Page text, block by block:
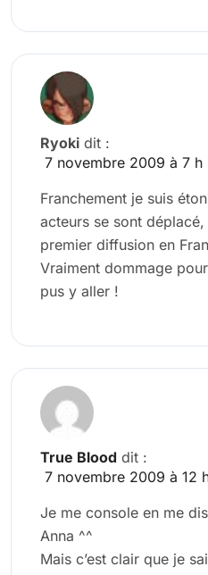
Ryoki dit :
7 novembre 2009 à 7 h
Franchement je suis
acteurs se sont
premier diffusion en
Vraiment dommage
pus y aller !
True Blood dit :
7 novembre 2009 à 12
Je me console en me
Anna ^^
Mais c’est clair que je